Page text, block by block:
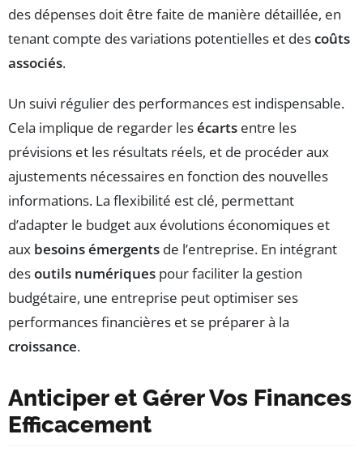
des dépenses doit être faite de manière détaillée, en
tenant compte des variations potentielles et descoûts
associés.
Un suivi régulier des performances est indispensable.
Cela implique de regarder lesécarts entre les
prévisions et les résultats réels, et de procéder aux
ajustements nécessaires en fonction des nouvelles
informations. La flexibilité est clé, permettant
d’adapter le budget aux évolutions économiques et
aux besoins émergents de l’entreprise. En intégrant
desoutils numériques pour faciliter la gestion
budgétaire, une entreprise peut optimiser ses
performances financières et se préparer à la
croissance.
Anticiper et Gérer Vos Finances
Efficacement